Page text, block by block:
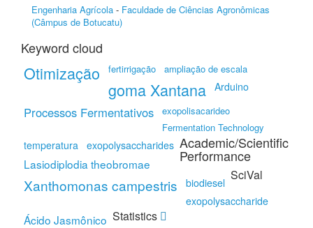
Engenharia Agrícola - Faculdade de Ciências Agronômicas
(Câmpus de Botucatu)
Keyword cloud
Otimização fertirrigação ampliação de escala
goma Xantana Arduino
Processos Fermentativos
exopolisacarideo
Fermentation Technology
temperatura exopolysaccharides
Lasiodiplodia theobromae
Xanthomonas campestris
biodiesel
exopolysaccharide
Ácido Jasmônico
Academic/Scientific
Performance
SciVal
Statistics